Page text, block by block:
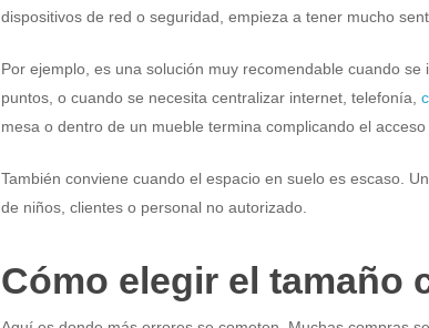
dispositivos de red o seguridad, empieza a tener mucho
Por ejemplo, es una solución muy recomendable cuando
puntos, o cuando se necesita centralizar internet, telefonía,
mesa o dentro de un mueble termina complicando el acceso
También conviene cuando el espacio en suelo es escaso.
de niños, clientes o personal no autorizado.
Cómo elegir el tamaño